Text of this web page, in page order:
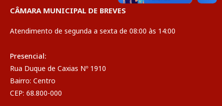
CÂMARA MUNICIPAL DE BREVES
Atendimento de segunda a sexta de 08:00 às 14:00
Presencial:
Rua Duque de Caxias Nº 1910
Bairro: Centro
CEP: 68.800-000